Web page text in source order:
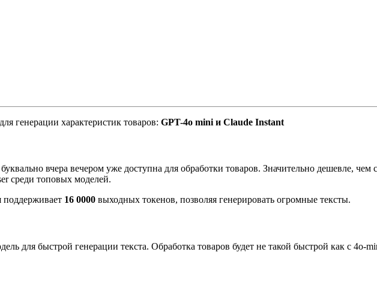
для генерации характеристик товаров: GPT-4o mini и Claude Instant
вчера вечером уже доступна для обработки товаров. Значительно дешевле, чем
среди топовых моделей.
поддерживает 16 0000 выходных токенов, позволяя генерировать огромные тексты.
для быстрой генерации текста. Обработка товаров будет не такой быстрой как с 4o-